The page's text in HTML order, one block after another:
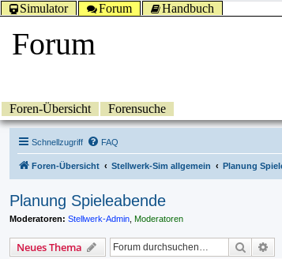
Simulator Forum Handbuch
Forum
Foren-Übersicht Forensuche
Schnellzugriff FAQ
Foren-Übersicht Stellwerk-Sim allgemein Planung
Planung Spieleabende
Moderatoren: Stellwerk-Admin Moderatoren
Neues Thema Suche